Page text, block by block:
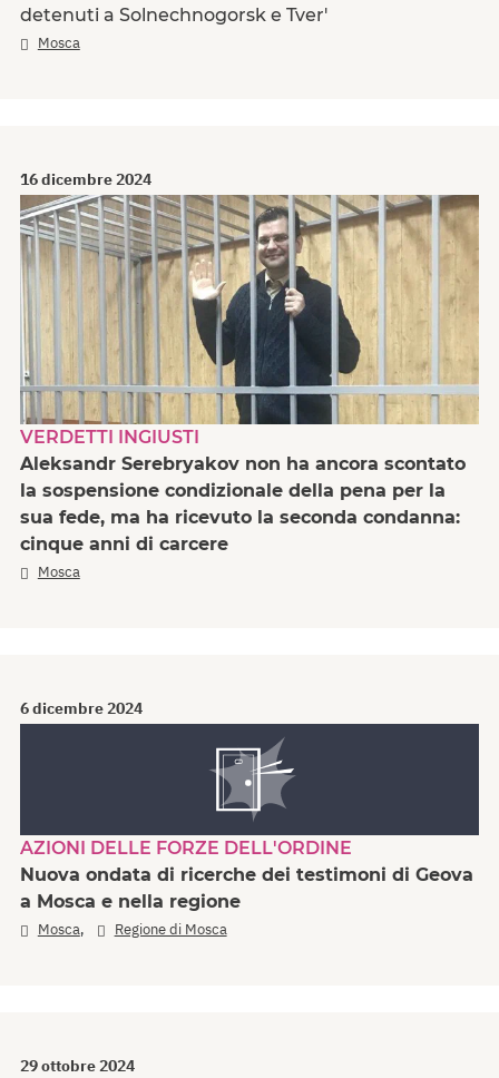
detenuti a Solnechnogorsk e Tver'
Mosca
16 dicembre 2024
VERDETTI INGIUSTI
Aleksandr Serebryakov non ha ancora scontato
la sospensione condizionale della pena per la
sua fede, ma ha ricevuto la seconda condanna:
cinque anni di carcere
Mosca
6 dicembre 2024
AZIONI DELLE FORZE DELL'ORDINE
Nuova ondata di ricerche dei testimoni di Geova
a Mosca e nella regione
Mosca, Regione di Mosca
29 ottobre 2024